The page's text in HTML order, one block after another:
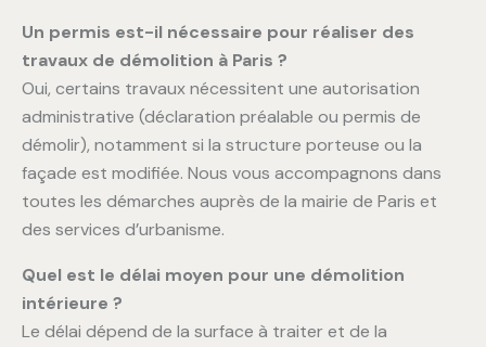
Un permis est-il nécessaire pour réaliser des
travaux de démolition à Paris ?
Oui, certains travaux nécessitent une autorisation
administrative (déclaration préalable ou permis de
démolir), notamment si la structure porteuse ou la
façade est modifiée. Nous vous accompagnons dans
toutes les démarches auprès de la mairie de Paris et
des services d’urbanisme.
Quel est le délai moyen pour une démolition
intérieure ?
Le délai dépend de la surface à traiter et de la